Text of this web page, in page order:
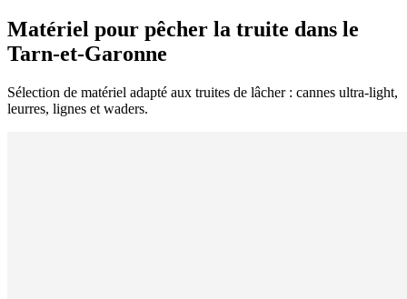
Matériel pour pêcher la truite dans le
Tarn-et-Garonne
Sélection de matériel adapté aux truites de lâcher : cannes ultra-light,
leurres, lignes et waders.